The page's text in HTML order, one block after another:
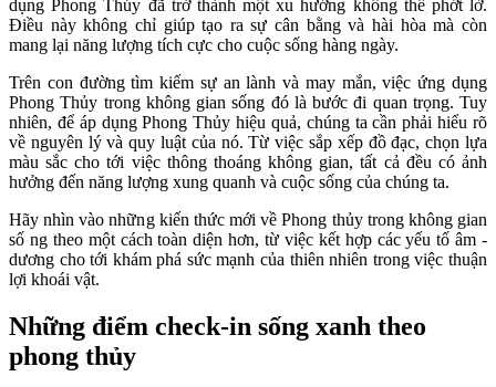
dụng Phong Thủy đã trở thành một xu hướng không thể phớt lờ.
Điều này không chỉ giúp tạo ra sự cân bằng và hài hòa mà còn
mang lại năng lượng tích cực cho cuộc sống hàng ngày.
Trên con đường tìm kiếm sự an lành và may mắn, việc ứng dụng
Phong Thủy trong không gian sống đó là bước đi quan trọng. Tuy
nhiên, để áp dụng Phong Thủy hiệu quả, chúng ta cần phải hiểu rõ
về nguyên lý và quy luật của nó. Từ việc sắp xếp đồ đạc, chọn lựa
màu sắc cho tới việc thông thoáng không gian, tất cả đều có ảnh
hưởng đến năng lượng xung quanh và cuộc sống của chúng ta.
Hãy nhìn vào những kiến ​​thức mới về Phong thủy trong không gian
số ng theo một cách toàn diện hơn, từ việc kết hợp các yếu tố âm -
dương cho tới khám phá sức mạnh của thiên nhiên trong việc thuận
lợi khoái vật.
Những điểm check-in sống xanh theo
phong thủy